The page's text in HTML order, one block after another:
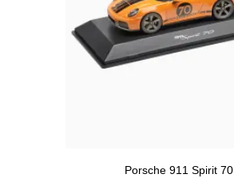
Porsche 911 Spirit 70